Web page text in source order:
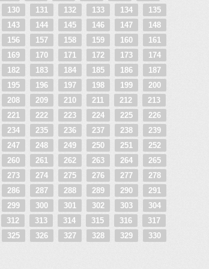
130 131 132 133 134
135
143 144 145 146 147
148
156 157 158 159 160
161
169 170 171 172 173
174
182 183 184 185 186
187
195 196 197 198 199
200
208 209 210 211 212
213
221 222 223 224 225
226
234 235 236 237 238
239
247 248 249 250 251
252
260 261 262 263 264
265
273 274 275 276 277
278
286 287 288 289 290
291
299 300 301 302 303
304
312 313 314 315 316
317
325 326 327 328 329
330